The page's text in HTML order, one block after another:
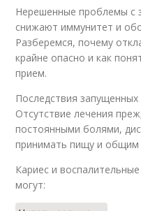
Нерешенные проблемы с
снижают иммунитет и
Разберемся, почему
крайне опасно и как
прием.
Последствия
Отсутствие лечения
постоянными болями,
принимать пищу и общим
Кариес и
могут: